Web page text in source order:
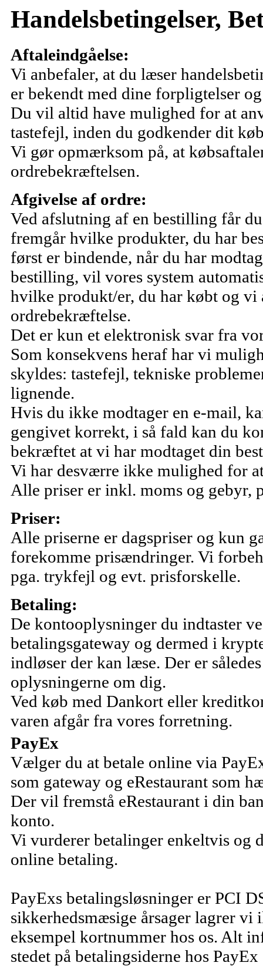
Handelsbetingelser,
Aftaleindgåelse:
Vi anbefaler, at du læser
er bekendt med dine forpligtelser
Du vil altid have mulighed for at
tastefejl, inden du godkender dit
Vi gør opmærksom på, at
ordrebekræftelsen.
Afgivelse af ordre:
Ved afslutning af en bestilling får
fremgår hvilke produkter, du har
først er bindende, når du har
bestilling, vil vores system
hvilke produkt/er, du har købt og vi
ordrebekræftelse.
Det er kun et elektronisk svar fra
Som konsekvens heraf har vi
skyldes: tastefejl, tekniske
lignende.
Hvis du ikke modtager en e-mail,
gengivet korrekt, i så fald kan du
bekræftet at vi har modtaget din
Vi har desværre ikke mulighed for
Alle priser er inkl. moms og gebyr,
Priser:
Alle priserne er dagspriser og kun
forekomme prisændringer. Vi
pga. trykfejl og evt. prisforskelle.
Betaling:
De kontooplysninger du indtaster
betalingsgateway og dermed i
indløser der kan læse. Der er
oplysningerne om dig.
Ved køb med Dankort eller
varen afgår fra vores forretning.
PayEx
Vælger du at betale online via
som gateway og eRestaurant som
Der vil fremstå eRestaurant i din
konto.
Vi vurderer betalinger enkeltvis og
online betaling.
PayExs betalingsløsninger er PCI
sikkerhedsmæsige årsager lagrer
eksempel kortnummer hos os. Alt
stedet på betalingsiderne hos